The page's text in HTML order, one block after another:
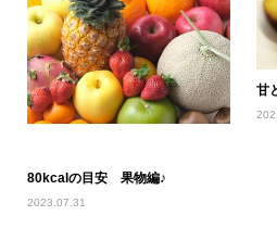
80kcalの目安 果物編♪
2023.07.31
甘